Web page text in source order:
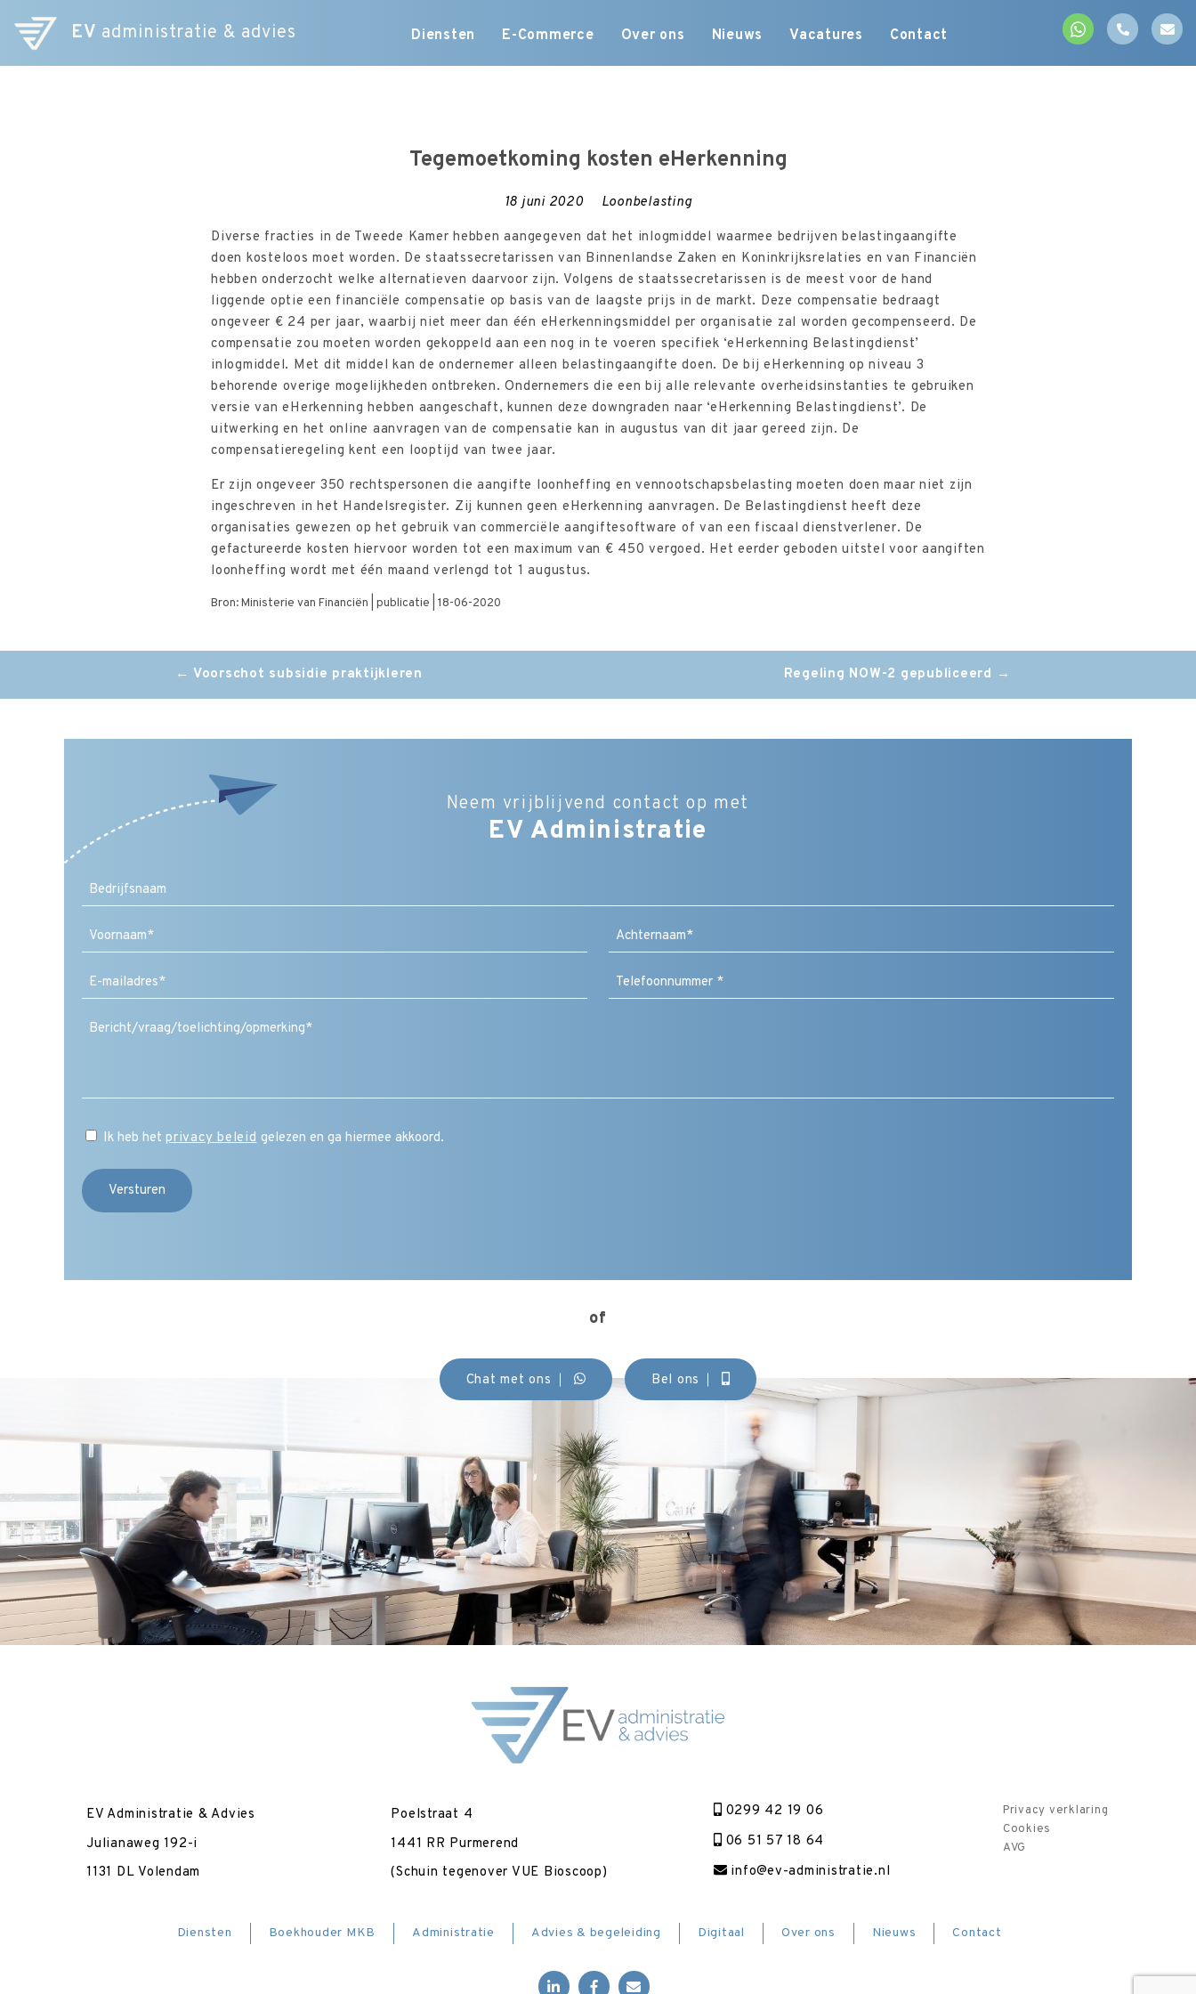
EV administratie & advies
Skip
content
Diensten E-Commerce Over ons Nieuws Vacatures Contact
Tegemoetkoming kosten eHerkenning
18 juni 2020 Loonbelasting
Diverse fracties in de Tweede Kamer hebben aangegeven dat het inlogmiddel waarmee bedrijven belastingaangifte
doen kosteloos moet worden. De staatssecretarissen van Binnenlandse Zaken en Koninkrijksrelaties en van Financiën
hebben onderzocht welke alternatieven daarvoor zijn. Volgens de staatssecretarissen is de meest voor de hand
liggende optie een financiële compensatie op basis van de laagste prijs in de markt. Deze compensatie bedraagt
ongeveer € 24 per jaar, waarbij niet meer dan één eHerkenningsmiddel per organisatie zal worden gecompenseerd. De
compensatie zou moeten worden gekoppeld aan een nog in te voeren specifiek ‘eHerkenning Belastingdienst’
inlogmiddel. Met dit middel kan de ondernemer alleen belastingaangifte doen. De bij eHerkenning op niveau 3
behorende overige mogelijkheden ontbreken. Ondernemers die een bij alle relevante overheidsinstanties te gebruiken
versie van eHerkenning hebben aangeschaft, kunnen deze downgraden naar ‘eHerkenning Belastingdienst’. De
uitwerking en het online aanvragen van de compensatie kan in augustus van dit jaar gereed zijn. De
compensatieregeling kent een looptijd van twee jaar.
Er zijn ongeveer 350 rechtspersonen die aangifte loonheffing en vennootschapsbelasting moeten doen maar niet zijn
ingeschreven in het Handelsregister. Zij kunnen geen eHerkenning aanvragen. De Belastingdienst heeft deze
organisaties gewezen op het gebruik van commerciële aangiftesoftware of van een fiscaal dienstverlener. De
gefactureerde kosten hiervoor worden tot een maximum van € 450 vergoed. Het eerder geboden uitstel voor aangiften
loonheffing wordt met één maand verlengd tot 1 augustus.
Bron: Ministerie van Financiën | publicatie | 18-06-2020
navigation
← Voorschot subsidie praktijkleren Regeling NOW-2 gepubliceerd →
Neem vrijblijvend contact op met
EV Administratie
Naam
Ik heb het privacy beleidgelezen en ga hiermee akkoord.
of
Chat met ons Bel ons
EV Administratie & Advies
Julianaweg 192-i
1131 DL Volendam
Poelstraat 4
1441 RR Purmerend
(Schuin tegenover VUE Bioscoop)
0299 42 19 06
06 51 57 18 64
info@ev-administratie.nl
Privacy verklaring
Cookies
AVG
Diensten Boekhouder MKB Administratie Advies & begeleiding Digitaal Over ons Nieuws Contact